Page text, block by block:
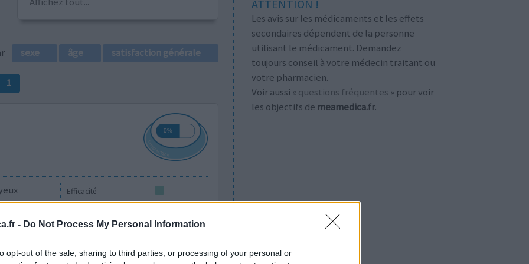
- Do Not Process My Personal Information
opt-out of the sale, sharing to third parties, or processing of your personal or
sexe âge satisfaction générale
1
Efficacité
secondaires
pour
qui
!
déconseiller. Ce sera la dernière fois,
ATTENTION !
Les avis sur les médicaments et les effets
secondaires dépendent de la personne
utilisant le médicament. Demandez
toujours conseil à votre médecin traitant ou
votre pharmacien.
Voir aussi « questions fréquentes » pour voir
les objectifs de meamedica.fr.